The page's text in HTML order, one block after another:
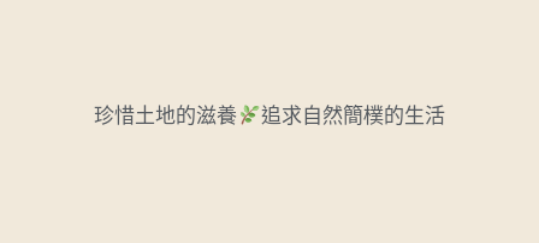
珍惜土地的滋養 追求自然簡樸的生活